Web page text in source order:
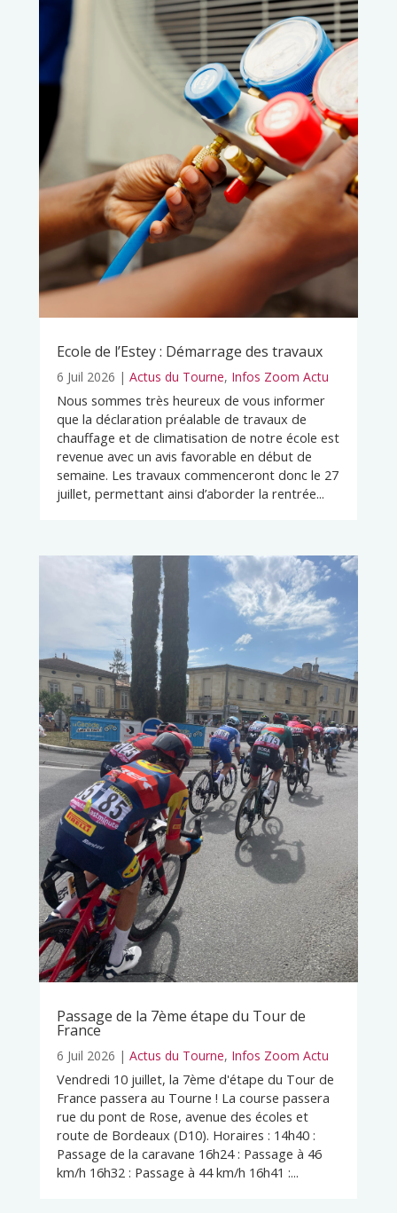
Ecole de l’Estey : Démarrage des travaux
6 Juil 2026 | Actus du Tourne, Infos Zoom Actu
Nous sommes très heureux de vous informer
que la déclaration préalable de travaux de
chauffage et de climatisation de notre école est
revenue avec un avis favorable en début de
semaine. Les travaux commenceront donc le 27
juillet, permettant ainsi d’aborder la rentrée...
Passage de la 7ème étape du Tour de
France
6 Juil 2026 | Actus du Tourne, Infos Zoom Actu
Vendredi 10 juillet, la 7ème d'étape du Tour de
France passera au Tourne ! La course passera
rue du pont de Rose, avenue des écoles et
route de Bordeaux (D10). Horaires : 14h40 :
Passage de la caravane 16h24 : Passage à 46
km/h 16h32 : Passage à 44 km/h 16h41 :...